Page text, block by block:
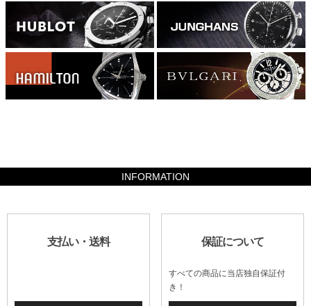
INFORMATION
支払い・送料 保証について
すべての商品に当店独自保証付
き！